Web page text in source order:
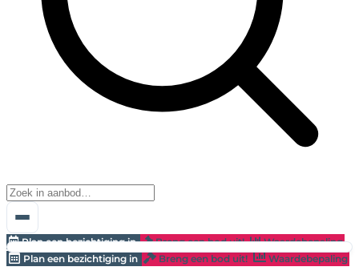
Plan een bezichtiging in Breng een bod uit!
Waardebepaling
Plan een bezichtiging in
Breng een bod uit! Waardebepaling